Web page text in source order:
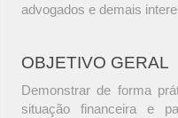
advogados e demais
OBJETIVO GERAL
Demonstrar de forma
situação financeira e